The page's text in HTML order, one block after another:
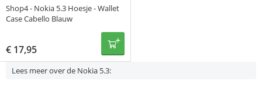
Shop4 - Nokia 5.3 Hoesje - Wallet
Case Cabello Blauw
€ 17,95
Lees meer over de Nokia 5.3: